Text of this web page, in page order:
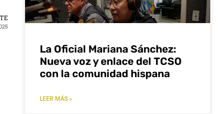
abajo
La Oficial Mariana Sánchez:
Nueva voz y enlace del TCSO
con la comunidad hispana
LEER MÁS »